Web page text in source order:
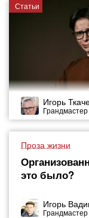
Статьи
Игорь
Грандмастер
Проза жизни
это было?
Игорь
Грандмастер